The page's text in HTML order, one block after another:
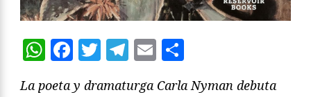
WhatsApp
Facebook
Twitter
Telegram
Email
La poeta y dramaturga Carla Nyman debuta